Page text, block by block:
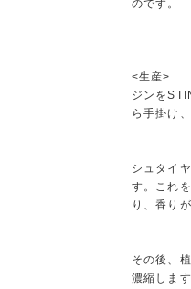
のです。
<生産>
ジンを
ら手掛け
シュタイ
す。これ
り、香り
その後、
濃縮しま